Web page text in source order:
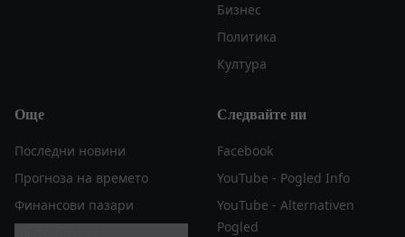
Бизнес
Политика
Култура
Още
Последни новини
Прогноза на времето
Финансови пазари
Следвайте ни
Facebook
YouTube - Pogled Info
YouTube - Alternativen
Pogled